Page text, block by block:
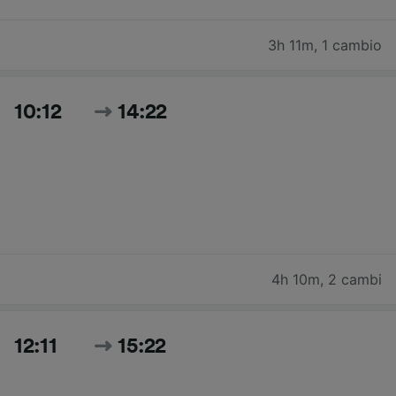
3h 11m, 1 cambio
10:12 14:22
4h 10m, 2 cambi
12:11 15:22